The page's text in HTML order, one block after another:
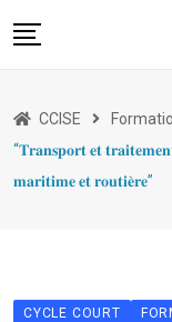
to
Appui à l’export
CCISE
“𝐓𝐫𝐚𝐧𝐬𝐩𝐨𝐫𝐭 𝐞𝐭
𝐦𝐚𝐫𝐢𝐭𝐢𝐦𝐞 𝐞𝐭 𝐫𝐨𝐮𝐭𝐢𝐞̀𝐫𝐞”
CYCLE COURT